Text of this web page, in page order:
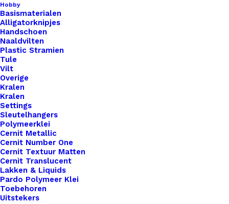
Hobby
Basismaterialen
Alligatorknipjes
Handschoen
Naaldvilten
Plastic Stramien
Tule
Vilt
Overige
Kralen
Kralen
Settings
Sleutelhangers
Polymeerklei
Cernit Metallic
Cernit Number One
Cernit Textuur Matten
Cernit Translucent
Lakken & Liquids
Pardo Polymeer Klei
Toebehoren
Uitstekers
€1,00